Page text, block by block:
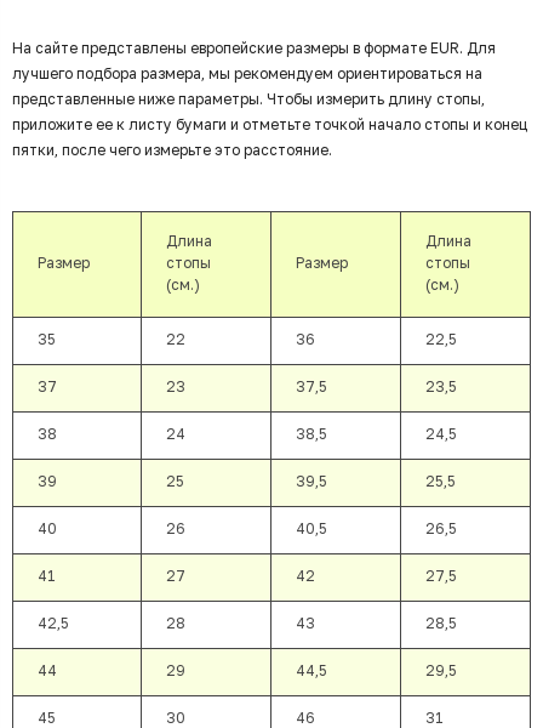
На сайте представлены европейские размеры в формате EUR. Для
лучшего подбора размера, мы рекомендуем ориентироваться на
представленные ниже параметры. Чтобы измерить длину стопы,
приложите ее к листу бумаги и отметьте точкой начало стопы и конец
пятки, после чего измерьте это расстояние.
Размер
Длина
стопы
(см.)
Размер
Длина
стопы
(см.)
35 22 36 22,5
37 23 37,5 23,5
38 24 38,5 24,5
39 25 39,5 25,5
40 26 40,5 26,5
41 27 42 27,5
42,5 28 43 28,5
44 29 44,5 29,5
45 30 46 31